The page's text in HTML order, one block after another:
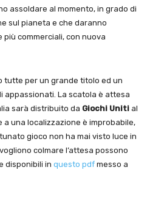
assoldare al momento, in grado di
sul pianeta e che daranno
commerciali, con nuova
tutte per un grande titolo ed un
La scatola è attesa
sarà distribuito da Giochi Uniti al
a una localizzazione è improbabile,
gioco non ha mai visto luce in
colmare l’attesa possono
disponibili in questo pdf messo a